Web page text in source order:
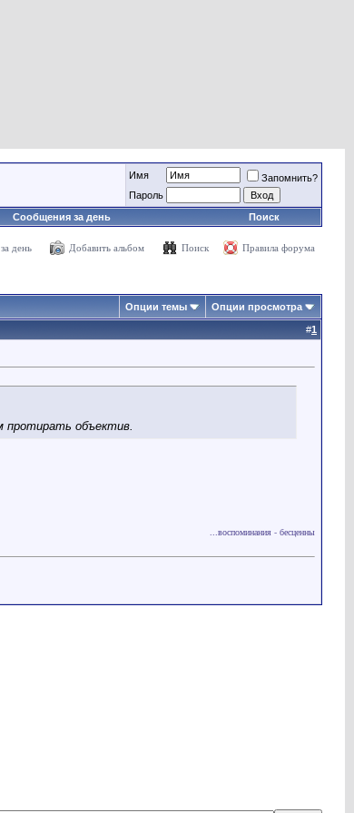
Имя
Запомнить?
Пароль
Сообщения за день Поиск
день Добавить альбом Поиск Правила форума
Опции темы Опции просмотра
#1
протирать объектив.
...воспоминания - бесценны